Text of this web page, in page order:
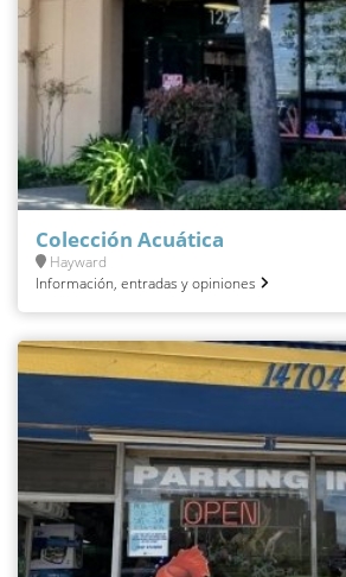
Colección Acuática
Hayward
Información, entradas y opiniones